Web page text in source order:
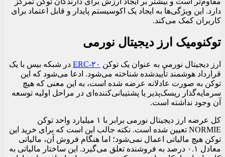
دارد. این ویژگی‌ها به ایجاد یک اکوسیستم پایدار و قابل اعتماد برای
کاربران کمک می‌کند.
توکنومیک ارز دیجیتال نورمی
ارز دیجیتال نورمی به عنوان یک توکن ERC-۲۰ در شبکه بیس با یک
قرارداد هوشمند تأییدشده شناخته می‌شود. ادعا می‌شود که این
توکن به صورت عادلانه عرضه شده است، به این معنی که هیچ
سرمایه‌گذار ریسک‌پذیر یا پشتیبانی‌کننده‌ای در مراحل اولیه توسعه
آن وجود نداشته است.
کل عرضه ارز دیجیتال نورمی برابر با ۱ میلیارد واحد توکن
NORMIE تعیین شده است. نکته جالب این است که برای خرید این
توکن هیچ مالیاتی اعمال نمی‌شود؛ اما هنگام فروش آن، مالیاتی
معادل ۰.۱ درصد به فروشنده تعلق می‌گیرد. این ساختار مالیاتی به